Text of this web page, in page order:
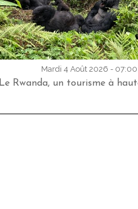
Mardi 4 Août 2026 - 07:00
Le Rwanda, un tourisme à